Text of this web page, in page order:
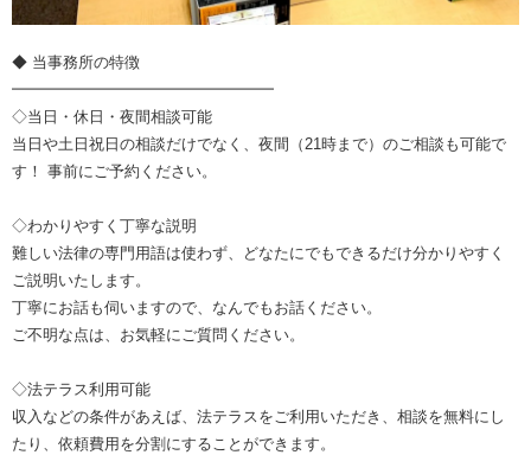
◆ 当事務所の特徴
━━━━━━━━━━━━━━━━━
◇当日・休日・夜間相談可能
当日や土日祝日の相談だけでなく、夜間（21時まで）のご相談も可能で
す！ 事前にご予約ください。
◇わかりやすく丁寧な説明
難しい法律の専門用語は使わず、どなたにでもできるだけ分かりやすく
ご説明いたします。
丁寧にお話も伺いますので、なんでもお話ください。
ご不明な点は、お気軽にご質問ください。
◇法テラス利用可能
収入などの条件があえば、法テラスをご利用いただき、相談を無料にし
たり、依頼費用を分割にすることができます。